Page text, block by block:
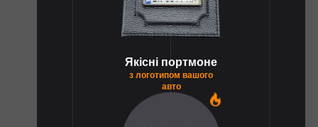
Якісні портмоне
з логотипом вашого
авто